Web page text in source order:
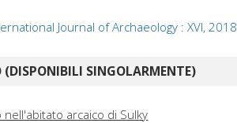
Journal of Archaeology : XVI, 2018
(DISPONIBILI SINGOLARMENTE)
arcaico di Sulky